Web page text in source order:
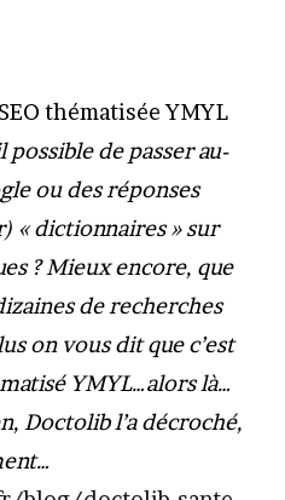
thématisée YMYL
possible de passer au-
ou des réponses
« dictionnaires » sur
? Mieux encore, que
de recherches
on vous dit que c’est
YMYL…alors là…
Doctolib l’a décroché,